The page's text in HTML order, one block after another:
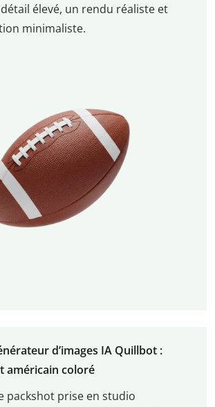
élevé, un rendu réaliste et
minimaliste.
d’images IA Quillbot :
américain coloré
packshot prise en studio